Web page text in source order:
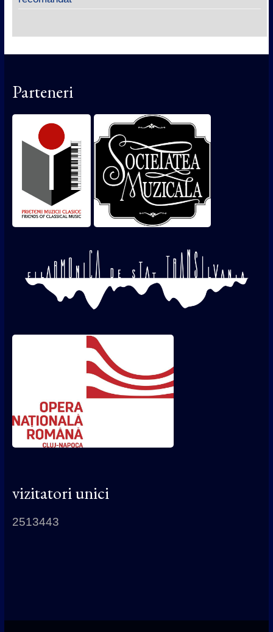
Parteneri
vizitatori unici
2513443